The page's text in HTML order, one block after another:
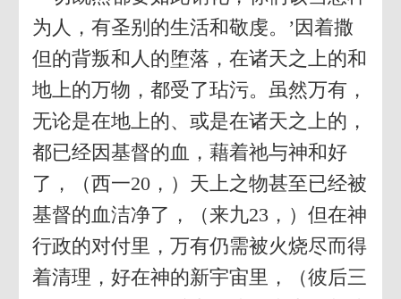
为人，有圣别的生活和敬虔。’因着撒
但的背叛和人的堕落，在诸天之上的和
地上的万物，都受了玷污。虽然万有，
无论是在地上的、或是在诸天之上的，
都已经因基督的血，藉着祂与神和好
了，（西一20，）天上之物甚至已经被
基督的血洁净了，（来九23，）但在神
行政的对付里，万有仍需被火烧尽而得
着清理，好在神的新宇宙里，（彼后三